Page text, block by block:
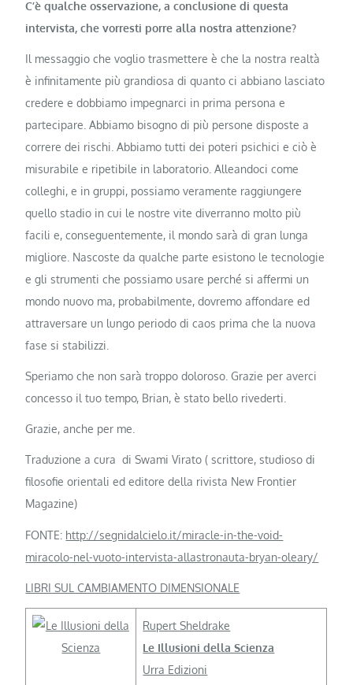
C’è qualche osservazione, a conclusione di questa
intervista, che vorresti porre alla nostra attenzione?
Il messaggio che voglio trasmettere è che la nostra realtà
è infinitamente più grandiosa di quanto ci abbiano lasciato
credere e dobbiamo impegnarci in prima persona e
partecipare. Abbiamo bisogno di più persone disposte a
correre dei rischi. Abbiamo tutti dei poteri psichici e ciò è
misurabile e ripetibile in laboratorio. Alleandoci come
colleghi, e in gruppi, possiamo veramente raggiungere
quello stadio in cui le nostre vite diverranno molto più
facili e, conseguentemente, il mondo sarà di gran lunga
migliore. Nascoste da qualche parte esistono le tecnologie
e gli strumenti che possiamo usare perché si affermi un
mondo nuovo ma, probabilmente, dovremo affondare ed
attraversare un lungo periodo di caos prima che la nuova
fase si stabilizzi.
Speriamo che non sarà troppo doloroso. Grazie per averci
concesso il tuo tempo, Brian, è stato bello rivederti.
Grazie, anche per me.
Traduzione a cura di Swami Virato ( scrittore, studioso di
filosofie orientali ed editore della rivista New Frontier
Magazine)
FONTE: http://segnidalcielo.it/miracle-in-the-void-
miracolo-nel-vuoto-intervista-allastronauta-bryan-oleary/
LIBRI SUL CAMBIAMENTO DIMENSIONALE
Rupert Sheldrake
Le Illusioni della Scienza
Urra Edizioni